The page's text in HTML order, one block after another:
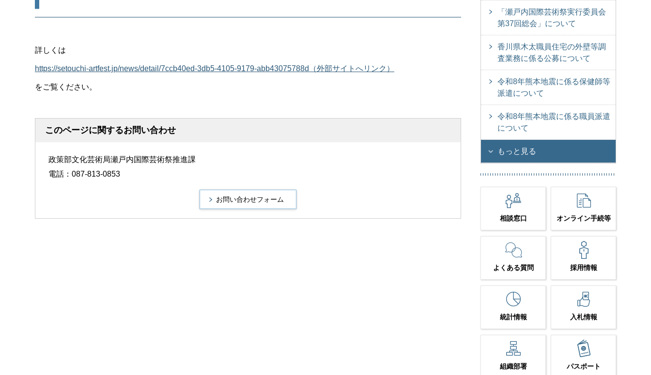
詳しくは
https://setouchi-artfest.jp/news/detail/7ccb40ed-3db5-4105-9179-abb43075788d（外部サイトへリンク）
をご覧ください。
このページに関するお問い合わせ
政策部文化芸術局瀬戸内国際芸術祭推進課
電話：087-813-0853
「瀬戸内国際芸術祭実行委員会
第37回総会」について
香川県木太職員住宅の外壁等調
査業務に係る公募について
令和8年熊本地震に係る保健師等
派遣について
令和8年熊本地震に係る職員派遣
について
もっと見る
相談窓口 オンライン手続等
よくある質問 採用情報
統計情報 入札情報
組織部署 パスポート